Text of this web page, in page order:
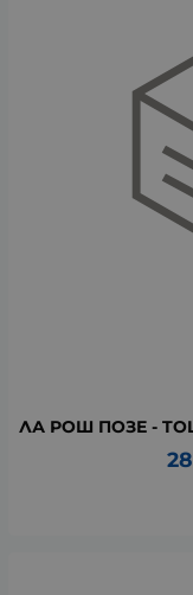
ЛА РОШ ПОЗЕ -